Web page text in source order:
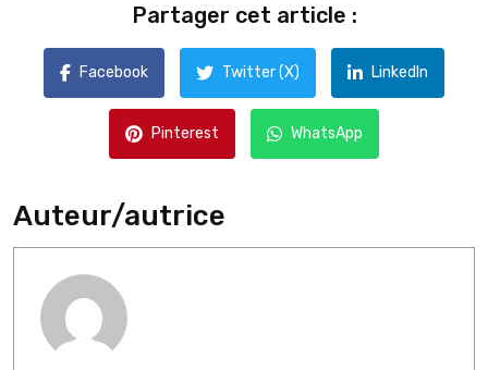
Partager cet article :
Facebook Twitter (X) LinkedIn
Pinterest WhatsApp
Auteur/autrice